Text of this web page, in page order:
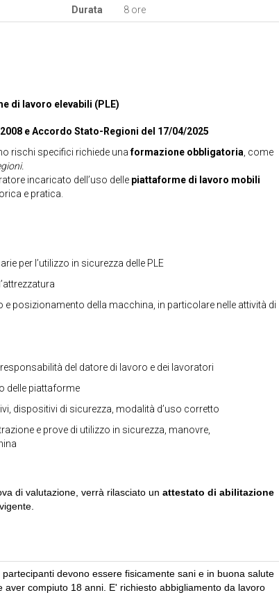
Durata 8 ore
di lavoro elevabili (PLE)
e Accordo Stato-Regioni del 17/04/2025
rischi specifici richiede unaformazione obbligatoria , come
incaricato dell’uso delle piattaforme di lavoro mobili
e pratica.
per l’utilizzo in sicurezza delle PLE
e posizionamento della macchina, in particolare nelle attività di
del datore di lavoro e dei lavoratori
delle piattaforme
dispositivi di sicurezza, modalità d’uso corretto
e prove di utilizzo in sicurezza, manovre,
di valutazione, verrà rilasciato un attestato di abilitazione
partecipanti devono essere fisicamente sani e in buona salute
aver compiuto 18 anni. E' richiesto abbigliamento da lavoro